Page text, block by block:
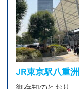
JR東京駅八重